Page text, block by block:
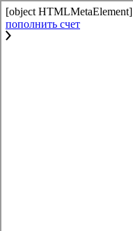
[object HTMLMetaElement]
пополнить счет